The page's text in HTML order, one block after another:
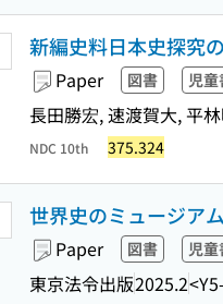
新編史料日本史探究
Paper 図書 児童
長田勝宏, 速渡賀大, 平
NDC 10th 375.324
世界史のミュージア
Paper 図書 児童
東京法令出版2025.2